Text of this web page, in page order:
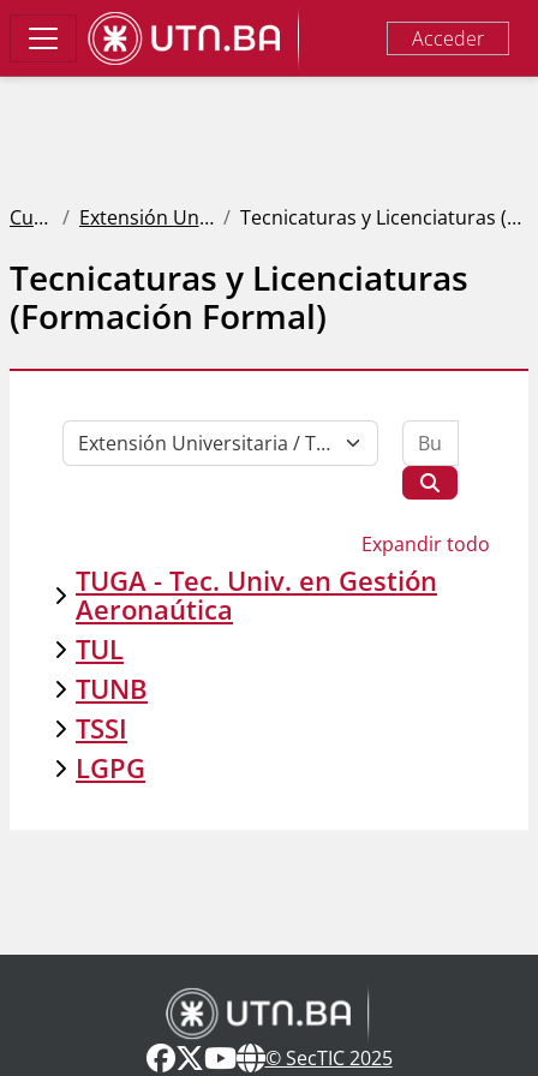
Salta al contenido principal
Panel lateral
Acceder
Cursos Extensión Universitaria Tecnicaturas y Licenciaturas (Formación Formal)
Tecnicaturas y Licenciaturas
(Formación Formal)
Categorías
Buscar
Expandir todo
TUGA - Tec. Univ. en Gestión
Aeronaútica
TUL
TUNB
TSSI
LGPG
© SecTIC 2025